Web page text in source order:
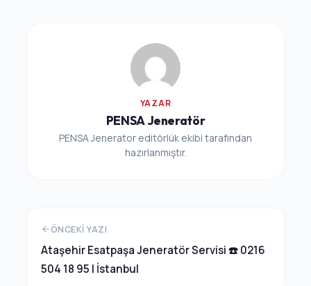
YAZAR
PENSA Jeneratör
PENSA Jenerator editörlük ekibi tarafından
hazırlanmıştır.
ÖNCEKI YAZI
Ataşehir Esatpaşa Jeneratör Servisi ☎️ 0216
504 18 95 | İstanbul